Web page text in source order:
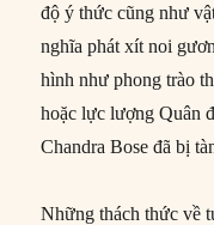
độ ý thức cũng như
nghĩa phát xít noi
hình như phong trào
hoặc lực lượng Quân
Chandra Bose đã bị
Những thách thức về